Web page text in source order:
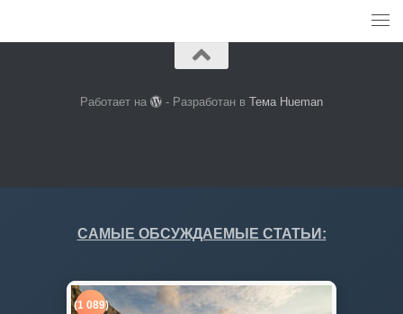
Работает на - Разработан вТема Hueman
САМЫЕ ОБСУЖДАЕМЫЕ СТАТЬИ:
(1 089)